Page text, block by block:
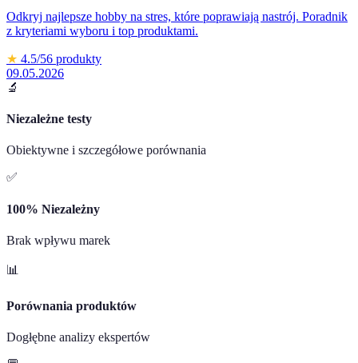
Odkryj najlepsze hobby na stres, które poprawiają nastrój. Poradnik
z kryteriami wyboru i top produktami.
★ 4.5/56 produkty
09.05.2026
🔬
Niezależne testy
Obiektywne i szczegółowe porównania
✅
100% Niezależny
Brak wpływu marek
📊
Porównania produktów
Dogłębne analizy ekspertów